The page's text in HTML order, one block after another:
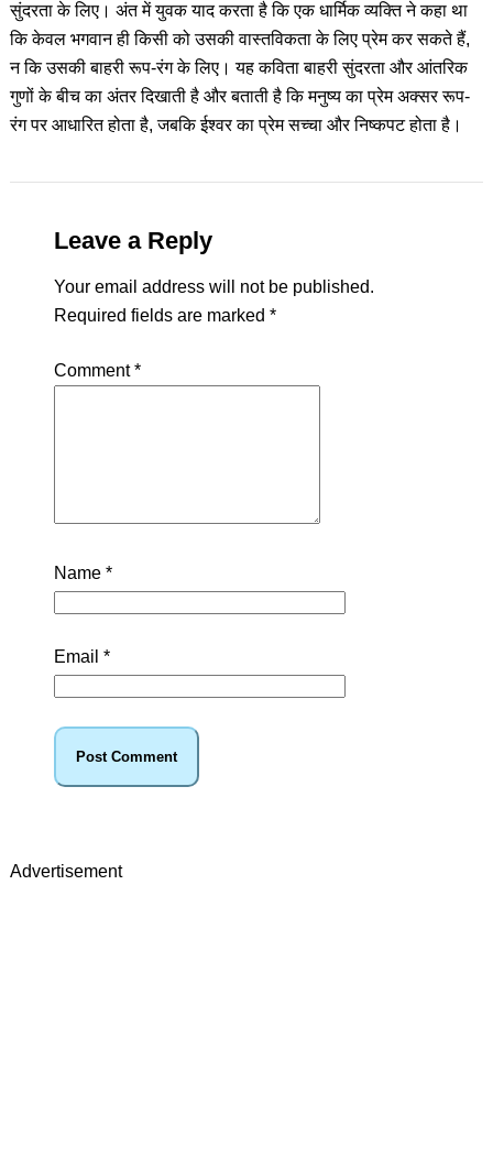
सुंदरता के लिए। अंत में युवक याद करता है कि एक धार्मिक व्यक्ति ने कहा था
कि केवल भगवान ही किसी को उसकी वास्तविकता के लिए प्रेम कर सकते हैं,
न कि उसकी बाहरी रूप-रंग के लिए। यह कविता बाहरी सुंदरता और आंतरिक
गुणों के बीच का अंतर दिखाती है और बताती है कि मनुष्य का प्रेम अक्सर रूप-
रंग पर आधारित होता है, जबकि ईश्वर का प्रेम सच्चा और निष्कपट होता है।
Leave a Reply
Your email address will not be published.
Required fields are marked *
Comment*
Name *
Email *
Advertisement